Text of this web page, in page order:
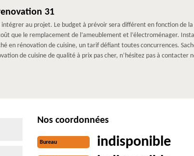
31
au projet. Le budget à prévoir sera différent en fonction de
que le remplacement de l’ameublement et l’électroménager.
en rénovation de cuisine, un tarif défiant toutes concurrences.
de cuisine de qualité à prix pas cher, n’hésitez pas à contacter
Nos coordonnées
Bureau indisponible